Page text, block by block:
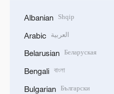
Albanian Shqip
Arabic العربية
Belarusian Беларуская
Bengali বাংলা
Bulgarian Български